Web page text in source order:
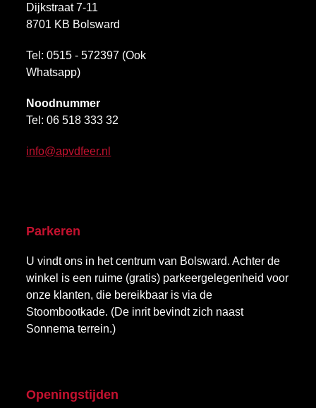
Dijkstraat 7-11
8701 KB Bolsward
Tel: 0515 - 572397 (Ook
Whatsapp)
Noodnummer
Tel:06 518 333 32
info@apvdfeer.nl
Parkeren
U vindt ons in het centrum van Bolsward. Achter de
winkel is een ruime (gratis) parkeergelegenheid voor
onze klanten, die bereikbaar is via de
Stoombootkade. (De inrit bevindt zich naast
Sonnema terrein.)
Openingstijden